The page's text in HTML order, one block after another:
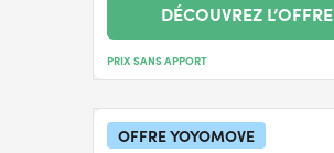
DÉCOUVREZ L’OFFRE
PRIX SANS APPORT
OFFRE YOYOMOVE